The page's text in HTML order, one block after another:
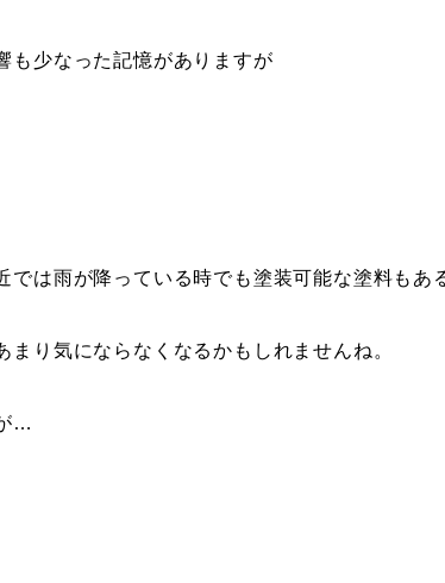
も少なった記憶がありますが
では雨が降っている時でも塗装可能な塗料もあ
り気にならなくなるかもしれませんね。
…